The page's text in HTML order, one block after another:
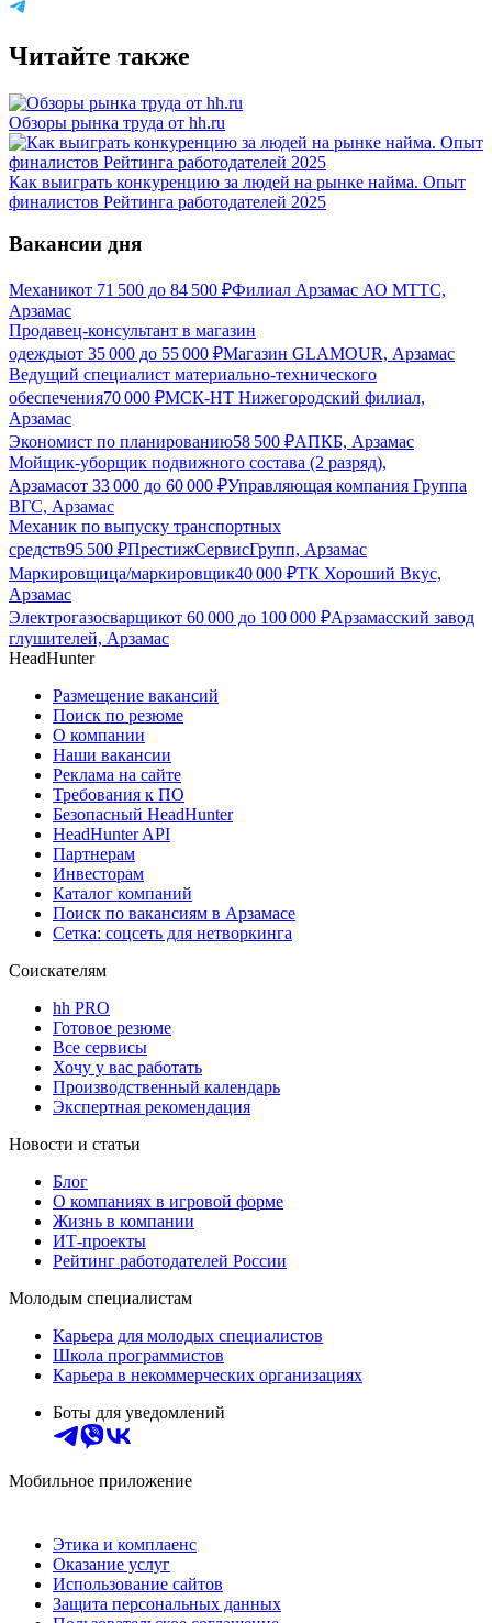
Читайте также
Обзоры рынка труда от hh.ru
Как выиграть конкуренцию за людей на рынке найма. Опыт
финалистов Рейтинга работодателей 2025
Вакансии дня
Механикот 71 500 до 84 500 ₽Филиал Арзамас АО МТТС,
Арзамас
Продавец-консультант в магазин
одеждыот 35 000 до 55 000 ₽Магазин GLAMOUR, Арзамас
Ведущий специалист материально-технического
обеспечения70 000 ₽МСК-НТ Нижегородский филиал,
Арзамас
Экономист по планированию58 500 ₽АПКБ, Арзамас
Мойщик-уборщик подвижного состава (2 разряд),
Арзамасот 33 000 до 60 000 ₽Управляющая компания Группа
ВГС, Арзамас
Механик по выпуску транспортных
средств95 500 ₽ПрестижСервисГрупп, Арзамас
Маркировщица/маркировщик40 000 ₽ТК Хороший Вкус,
Арзамас
Электрогазосварщикот 60 000 до 100 000 ₽Арзамасский завод
глушителей, Арзамас
HeadHunter
Размещение вакансий
Поиск по резюме
О компании
Наши вакансии
Реклама на сайте
Требования к ПО
Безопасный HeadHunter
HeadHunter API
Партнерам
Инвесторам
Каталог компаний
Поиск по вакансиям в Арзамасе
Сетка: соцсеть для нетворкинга
Соискателям
hh PRO
Готовое резюме
Все сервисы
Хочу у вас работать
Производственный календарь
Экспертная рекомендация
Новости и статьи
Блог
О компаниях в игровой форме
Жизнь в компании
ИТ-проекты
Рейтинг работодателей России
Молодым специалистам
Карьера для молодых специалистов
Школа программистов
Карьера в некоммерческих организациях
Боты для уведомлений
Мобильное приложение
Этика и комплаенс
Оказание услуг
Использование сайтов
Защита персональных данных